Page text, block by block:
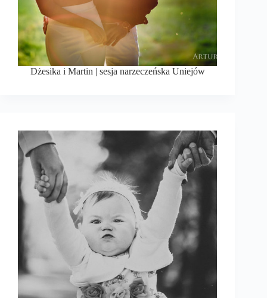
Dżesika i Martin | sesja narzeczeńska Uniejów